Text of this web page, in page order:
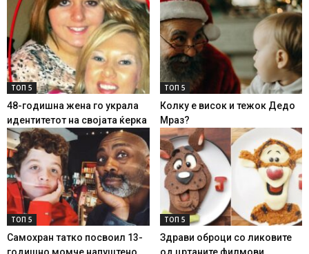
ТОП 5
48-годишна жена го украла
идентитетот на својата ќерка
ТОП 5
Колку е висок и тежок Дедо
Мраз?
ТОП 5
Самохран татко посвоил 13-
ТОП 5
Здрави оброци со ликовите